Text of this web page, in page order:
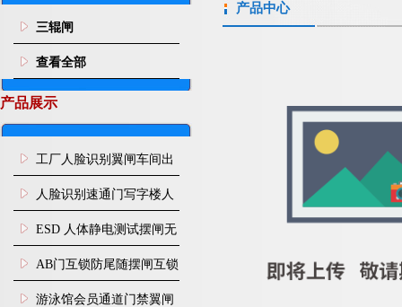
三辊闸
查看全部
产品展示
工厂人脸识别翼闸车间出
入口人行通道门禁
人脸识别速通门写字楼人
行通道闸门禁设备
ESD 人体静电测试摆闸无
尘车间防静电闸机
AB门互锁防尾随摆闸互锁
闸机
游泳馆会员通道门禁翼闸
产品中心